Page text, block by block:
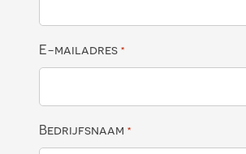
E-mailadres *
Bedrijfsnaam *